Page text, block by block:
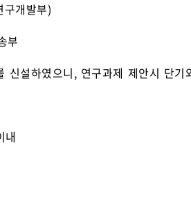
개발부)
부
설하였으니, 연구과제 제안시 단